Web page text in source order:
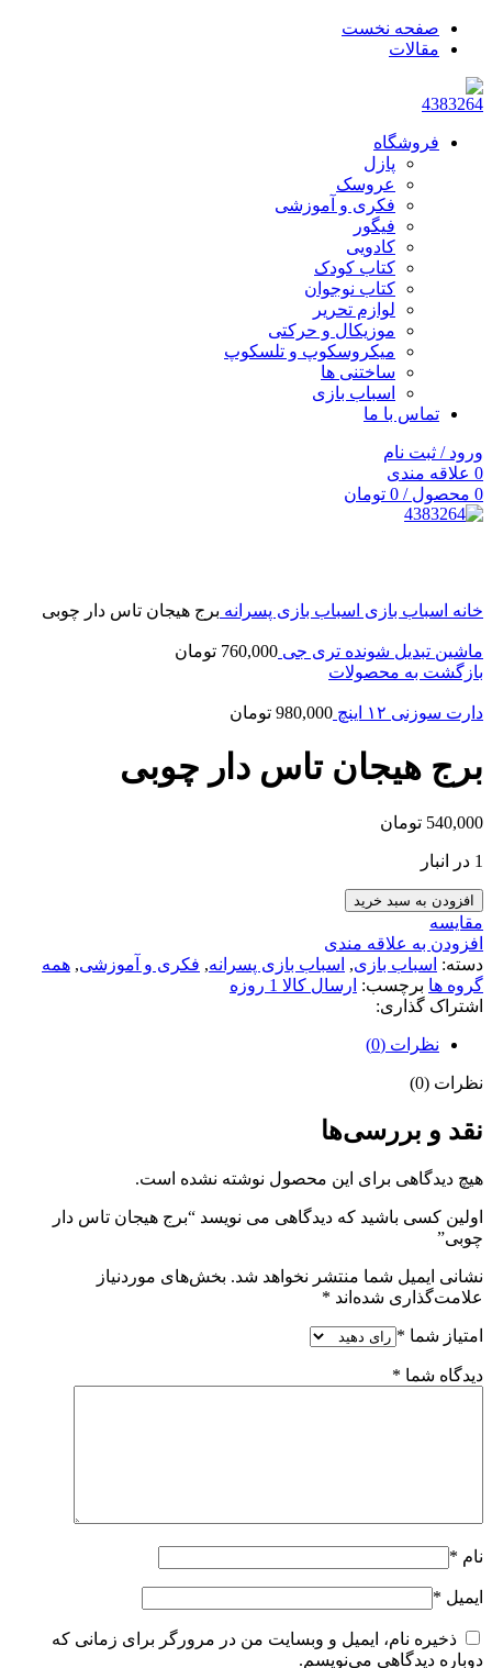
صفحه نخست
مقالات
فروشگاه
پازل
عروسک
فکری و آموزشی
فیگور
کادویی
کتاب کودک
کتاب نوجوان
لوازم تحریر
موزیکال و حرکتی
میکروسکوپ و تلسکوپ
ساختنی ها
اسباب بازی
تماس با ما
ورود / ثبت نام
0 علاقه مندی
0 محصول /
0 تومان
خانه اسباب بازی اسباب بازی پسرانه برج هیجان تاس دار چوبی
ماشین تبدیل شونده تری جی 760,000 تومان
بازگشت به محصولات
دارت سوزنی ۱۲ اینچ 980,000 تومان
برج هیجان تاس دار چوبی
540,000 تومان
1 در انبار
افزودن به سبد خرید
مقایسه
افزودن به علاقه مندی
دسته: اسباب بازی, اسباب بازی پسرانه, فکری و آموزشی, همه
گروه ها برچسب: ارسال كالا 1 روزه
اشتراک گذاری:
نظرات (0)
نظرات (0)
نقد و بررسی‌ها
هیچ دیدگاهی برای این محصول نوشته نشده است.
اولین کسی باشید که دیدگاهی می نویسد “برج هیجان تاس دار
چوبی”
نشانی ایمیل شما منتشر نخواهد شد. بخش‌های موردنیاز
علامت‌گذاری شده‌اند *
امتیاز شما *
دیدگاه شما *
نام *
ایمیل *
ذخیره نام، ایمیل و وبسایت من در مرورگر برای زمانی که
دوباره دیدگاهی می‌نویسم.